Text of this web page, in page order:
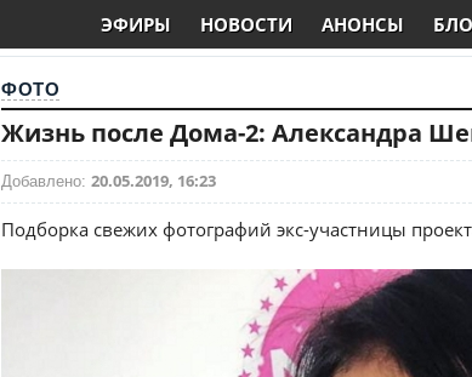
ЭФИРЫ НОВОСТИ АНОНСЫ
ФОТО
Жизнь после Дома-2: Александра
Добавлено: 20.05.2019, 16:23
Подборка свежих фотографий экс-участницы